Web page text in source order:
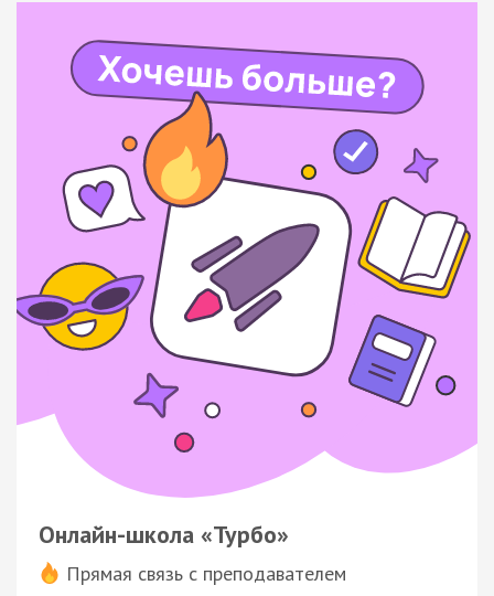
Онлайн-школа «Турбо»
Прямая связь с преподавателем